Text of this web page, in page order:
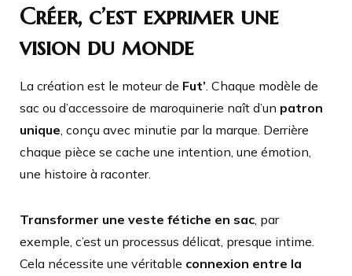
Créer, c’est exprimer une
vision du monde
La création est le moteur de Fut’ . Chaque modèle de
sac ou d’accessoire de maroquinerie naît d’un patron
unique , conçu avec minutie par la marque. Derrière
chaque pièce se cache une intention, une émotion,
une histoire à raconter.
Transformer une veste fétiche en sac , par
exemple, c’est un processus délicat, presque intime.
Cela nécessite une véritable connexion entre la